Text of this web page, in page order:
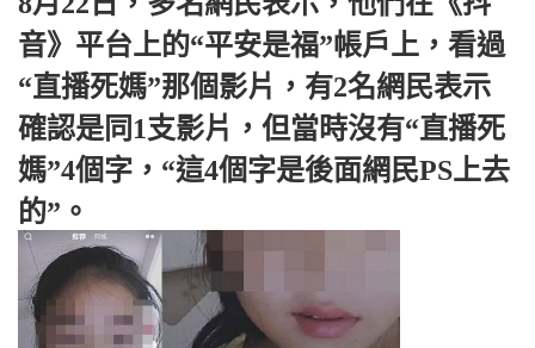
音》平台上的“平安是福”帳戶上，看過
“直播死媽”那個影片，有2名網民表示
確認是同1支影片，但當時沒有“直播死
媽”4個字，“這4個字是後面網民PS上去
的”。